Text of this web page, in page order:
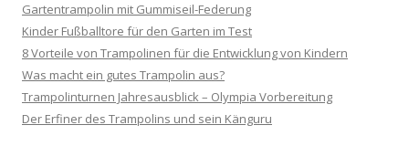
s
-
N
a
v
Gartentrampolin mit Gummiseil-Federung
Kinder Fußballtore für den Garten im Test
8 Vorteile von Trampolinen für die Entwicklung von Kindern
Was macht ein gutes Trampolin aus?
Trampolinturnen Jahresausblick – Olympia Vorbereitung
Der Erfiner des Trampolins und sein Känguru